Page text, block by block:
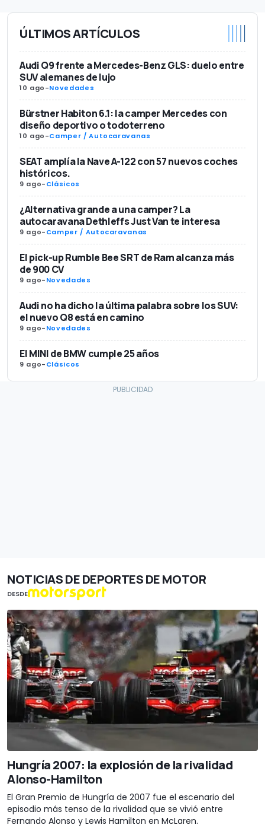
ÚLTIMOS ARTÍCULOS
Audi Q9 frente a Mercedes-Benz GLS: duelo entre
SUV alemanes de lujo
10 ago-Novedades
Bürstner Habiton 6.1: la camper Mercedes con
diseño deportivo o todoterreno
10 ago-Camper / Autocaravanas
SEAT amplía la Nave A-122 con 57 nuevos coches
históricos.
9 ago-Clásicos
¿Alternativa grande a una camper? La
autocaravana Dethleffs Just Van te interesa
9 ago-Camper / Autocaravanas
El pick-up Rumble Bee SRT de Ram alcanza más
de 900 CV
9 ago-Novedades
Audi no ha dicho la última palabra sobre los SUV:
el nuevo Q8 está en camino
9 ago-Novedades
El MINI de BMW cumple 25 años
9 ago-Clásicos
NOTICIAS DE DEPORTES DE MOTOR
DESDE
Hungría 2007: la explosión de la rivalidad
Alonso-Hamilton
El Gran Premio de Hungría de 2007 fue el escenario del
episodio más tenso de la rivalidad que se vivió entre
Fernando Alonso y Lewis Hamilton en McLaren.